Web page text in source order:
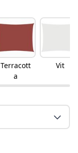
Terracott
a
Vit